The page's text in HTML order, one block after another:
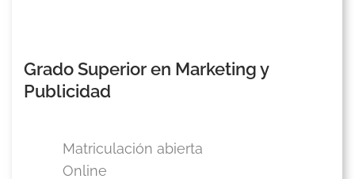
Grado Superior en Marketing y
Publicidad
Matriculación abierta
Online